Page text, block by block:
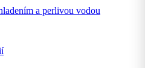
a perlivou vodou